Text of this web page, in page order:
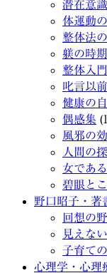
潜在意
体運動
整体法
躾の時期
整体入門
叱言以前
健康の
偶感集
風邪の
人間の
女であ
碧眼と
野口昭子・著
回想の
見えな
子育て
心理学・心理